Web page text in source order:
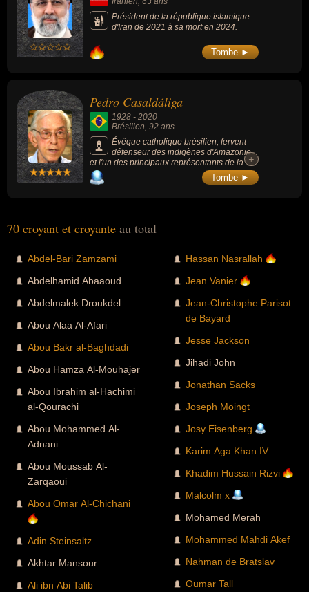
professeur au King's College de Londres, à
l'université de New York et à l’université
Yeshiva.
Président de la république islamique
d'Iran de 2021 à sa mort en 2024.
Tombe ►
Pedro Casaldáliga
1928 - 2020
Brésilien , 92 ans
Évêque catholique brésilien, fervent
défenseur des indigènes d'Amazonie
et l'un des principaux représentants de la
Théologie de la Libération latino-américaine.
+
+
Tombe ►
70 croyant et croyante au total
Abdel-Bari Zamzami
Abdelhamid Abaaoud
Abdelmalek Droukdel
Abou Alaa Al-Afari
Abou Bakr al-Baghdadi
Abou Hamza Al-Mouhajer
Abou Ibrahim al-Hachimi
al-Qourachi
Abou Mohammed Al-
Adnani
Abou Moussab Al-
Zarqaoui
Abou Omar Al-Chichani
Adin Steinsaltz
Akhtar Mansour
Ali ibn Abi Talib
Hassan Nasrallah
Jean Vanier
Jean-Christophe Parisot
de Bayard
Jesse Jackson
Jihadi John
Jonathan Sacks
Joseph Moingt
Josy Eisenberg
Karim Aga Khan IV
Khadim Hussain Rizvi
Malcolm x
Mohamed Merah
Mohammed Mahdi Akef
Nahman de Bratslav
Oumar Tall